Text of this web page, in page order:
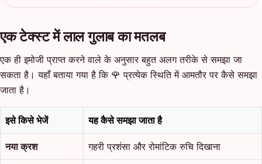
एक टेक्स्ट में लाल गुलाब का मतलब
एक ही इमोजी प्राप्त करने वाले के अनुसार बहुत अलग तरीके से समझा जा
सकता है। यहाँ बताया गया है कि 🌹 प्रत्येक स्थिति में आमतौर पर कैसे समझा
जाता है।
इसे किसे भेजें यह कैसे समझा जाता है
नया क्रश गहरी प्रशंसा और रोमांटिक रुचि दिखाना